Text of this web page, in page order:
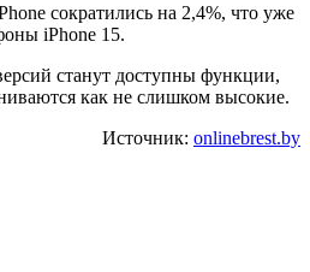
сократились на 2,4%, что уже
iPhone 15.
станут доступны функции,
как не слишком высокие.
Источник: onlinebrest.by